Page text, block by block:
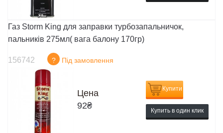
Газ Storm King для заправки турбозапальничок,
пальників 275мл( вага балону 170гр)
156742 ? Під замовлення
Цена
92₴
Купити
Купить в один клик